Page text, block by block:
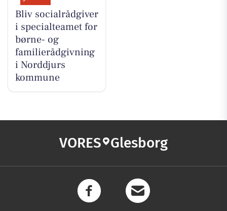
Bliv socialrådgiver
i specialteamet for
børne- og
familierådgivning
i Norddjurs
kommune
VORES Glesborg